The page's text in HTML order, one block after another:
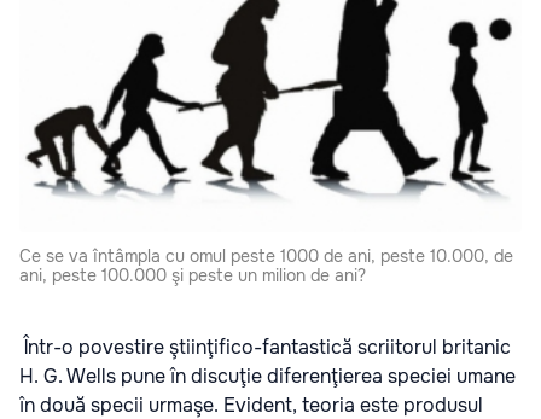
Ce se va întâmpla cu omul peste 1000 de ani, peste 10.000, de
ani, peste 100.000 şi peste un milion de ani?
Într-o povestire ştiinţifico-fantastică scriitorul britanic
H. G. Wells pune în discuţie diferenţierea speciei umane
în două specii urmaşe. Evident, teoria este produsul